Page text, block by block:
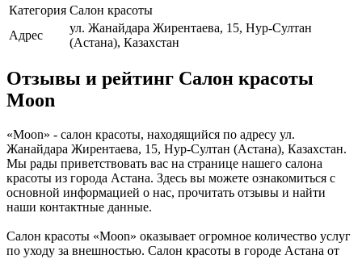
Категория Салон красоты
Адрес
ул. Жанайдара Жирентаева, 15, Нур-Султан
(Астана), Казахстан
Отзывы и рейтинг Салон красоты
Moon
«Moon» - салон красоты, находящийся по адресу ул.
Жанайдара Жирентаева, 15, Нур-Султан (Астана), Казахстан.
Мы рады приветствовать вас на странице нашего салона
красоты из города Астана. Здесь вы можете ознакомиться с
основной информацией о нас, прочитать отзывы и найти
наши контактные данные.
Салон красоты «Moon» оказывает огромное количество услуг
по уходу за внешностью. Салон красоты в городе Астана от